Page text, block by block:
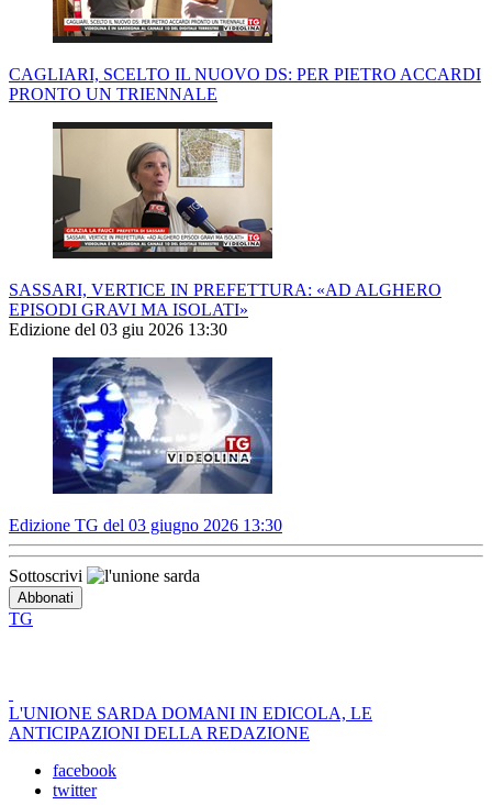
CAGLIARI, SCELTO IL NUOVO DS: PER PIETRO ACCARDI
PRONTO UN TRIENNALE
SASSARI, VERTICE IN PREFETTURA: «AD ALGHERO
EPISODI GRAVI MA ISOLATI»
Edizione del 03 giu 2026 13:30
Edizione TG del 03 giugno 2026 13:30
Sottoscrivi
TG
L'UNIONE SARDA DOMANI IN EDICOLA, LE
ANTICIPAZIONI DELLA REDAZIONE
facebook
twitter